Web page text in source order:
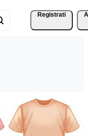
Registrati